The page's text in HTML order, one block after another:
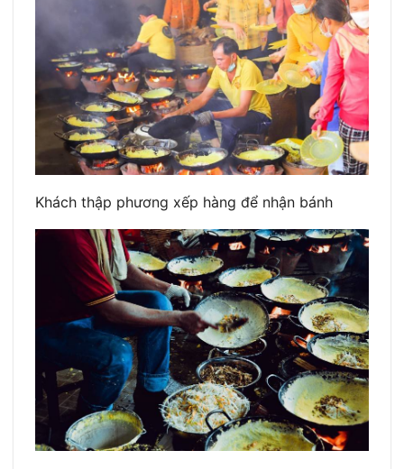
Khách thập phương xếp hàng để nhận bánh